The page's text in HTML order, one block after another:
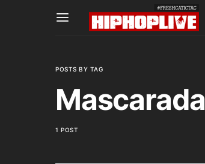
POSTS BY TAG
Mascarada
1 POST